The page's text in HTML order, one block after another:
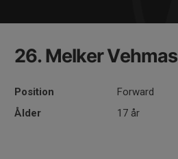
26. Melker Vehmas
Position
Forward
Ålder
17 år